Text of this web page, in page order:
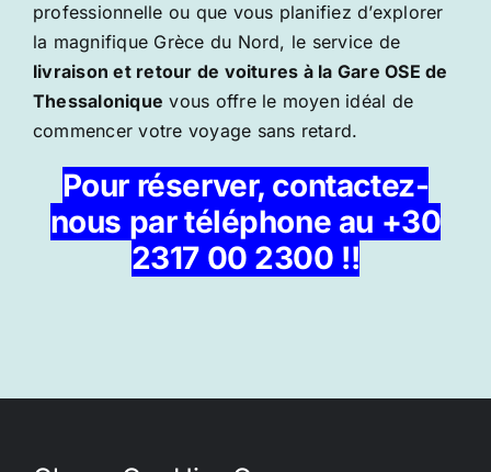
professionnelle ou que vous planifiez d’explorer
la magnifique Grèce du Nord, le service de
livraison et retour de voitures à la Gare OSE de
Thessalonique vous offre le moyen idéal de
commencer votre voyage sans retard.
Pour réserver, contactez-
nous par téléphone au +30
2317 00 2300 !!